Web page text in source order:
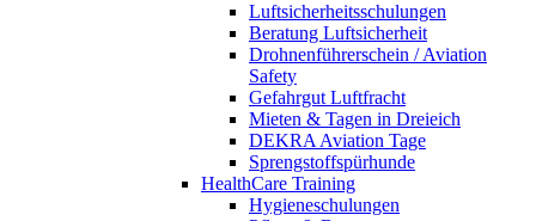
Luftsicherheitsschulungen
Beratung Luftsicherheit
Drohnenführerschein / Aviation
Safety
Gefahrgut Luftfracht
Mieten & Tagen in Dreieich
DEKRA Aviation Tage
Sprengstoffspürhunde
HealthCare Training
Hygieneschulungen